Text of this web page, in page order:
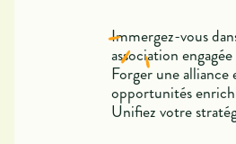
Immergez-vous
association
Forger une
opportunités
Unifiez votre